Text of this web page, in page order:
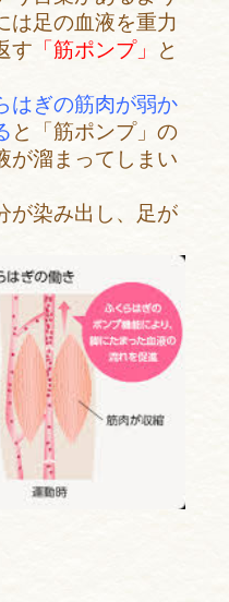
は足の血液を重力
す 「筋ポンプ」
と
はぎの筋肉が弱か
と「筋ポンプ」の
が溜まってしまい
が染み出し、足が